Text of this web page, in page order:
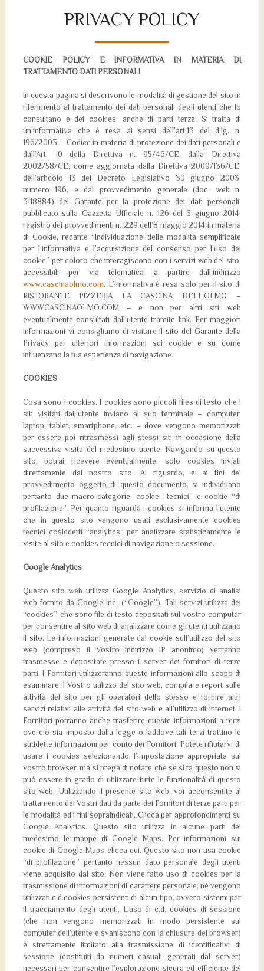
PRIVACY POLICY
COOKIE POLICY E INFORMATIVA IN MATERIA DI
TRATTAMENTO DATI PERSONALI
In questa pagina si descrivono le modalità di gestione del sito in
riferimento al trattamento dei dati personali degli utenti che lo
consultano e dei cookies, anche di parti terze. Si tratta di
un’informativa che è resa ai sensi dell’art.13 del d.lg. n.
196/2003 – Codice in materia di protezione dei dati personali e
dall’Art. 10 della Direttiva n. 95/46/CE, dalla Direttiva
2002/58/CE, come aggiornata dalla Direttiva 2009/136/CE,
dell’articolo 13 del Decreto Legislativo 30 giugno 2003,
numero 196, e dal provvedimento generale (doc. web n.
3118884) del Garante per la protezione dei dati personali,
pubblicato sulla Gazzetta Ufficiale n. 126 del 3 giugno 2014,
registro dei provvedimenti n. 229 dell’8 maggio 2014 in materia
di Cookie, recante “Individuazione delle modalità semplificate
per l’informativa e l’acquisizione del consenso per l’uso dei
cookie” per coloro che interagiscono con i servizi web del sito,
accessibili per via telematica a partire dall’indirizzo
www.cascinaolmo.com. L’informativa è resa solo per il sito di
RISTORANTE PIZZERIA LA CASCINA DELL’OLMO –
WWWCASCINAOLMO.COM – e non per altri siti web
eventualmente consultati dall’utente tramite link. Per maggiori
informazioni vi consigliamo di visitare il sito del Garante della
Privacy per ulteriori informazioni sui cookie e su come
influenzano la tua esperienza di navigazione.
COOKIES
Cosa sono i cookies. I cookies sono piccoli files di testo che i
siti visitati dall’utente inviano al suo terminale – computer,
laptop, tablet, smartphone, etc. – dove vengono memorizzati
per essere poi ritrasmessi agli stessi siti in occasione della
successiva visita del medesimo utente. Navigando su questo
sito, potrai ricevere eventualmente, solo cookies inviati
direttamente dal nostro sito. Al riguardo, e ai fini del
provvedimento oggetto di questo documento, si individuano
pertanto due macro-categorie: cookie “tecnici” e cookie “di
profilazione”. Per quanto riguarda i cookies si informa l’utente
che in questo sito vengono usati esclusivamente cookies
tecnici cosiddetti “analytics” per analizzare statisticamente le
visite al sito e cookies tecnici di navigazione o sessione.
Google Analytics
Questo sito web utilizza Google Analytics, servizio di analisi
web fornito da Google Inc. (“Google”). Tali servizi utilizza dei
“cookies”, che sono file di testo depositati sul vostro computer
per consentire al sito web di analizzare come gli utenti utilizzano
il sito. Le informazioni generate dal cookie sull’utilizzo del sito
web (compreso il Vostro indirizzo IP anonimo) verranno
trasmesse e depositate presso i server dei fornitori di terze
parti. I Fornitori utilizzeranno queste informazioni allo scopo di
esaminare il Vostro utilizzo del sito web, compilare report sulle
attività del sito per gli operatori dello stesso e fornire altri
servizi relativi alle attività del sito web e all’utilizzo di internet. I
Fornitori potranno anche trasferire queste informazioni a terzi
ove ciò sia imposto dalla legge o laddove tali terzi trattino le
suddette informazioni per conto dei Fornitori. Potete rifiutarvi di
usare i cookies selezionando l’impostazione appropriata sul
vostro browser, ma si prega di notare che se si fa questo non si
può essere in grado di utilizzare tutte le funzionalità di questo
sito web. Utilizzando il presente sito web, voi acconsentite al
trattamento dei Vostri dati da parte dei Fornitori di terze parti per
le modalità ed i fini sopraindicati. Clicca per approfondimenti su
Google Analytics. Questo sito utilizza in alcune parti del
medesimo le mappe di Google Maps. Per informazioni sui
cookie di Google Maps clicca qui. Questo sito non usa cookie
“di profilazione” pertanto nessun dato personale degli utenti
viene acquisito dal sito. Non viene fatto uso di cookies per la
trasmissione di informazioni di carattere personale, né vengono
utilizzati c.d.cookies persistenti di alcun tipo, ovvero sistemi per
il tracciamento degli utenti. L’uso di c.d. cookies di sessione
(che non vengono memorizzati in modo persistente sul
computer dell’utente e svaniscono con la chiusura del browser)
è strettamente limitato alla trasmissione di identificativi di
sessione (costituiti da numeri casuali generati dal server)